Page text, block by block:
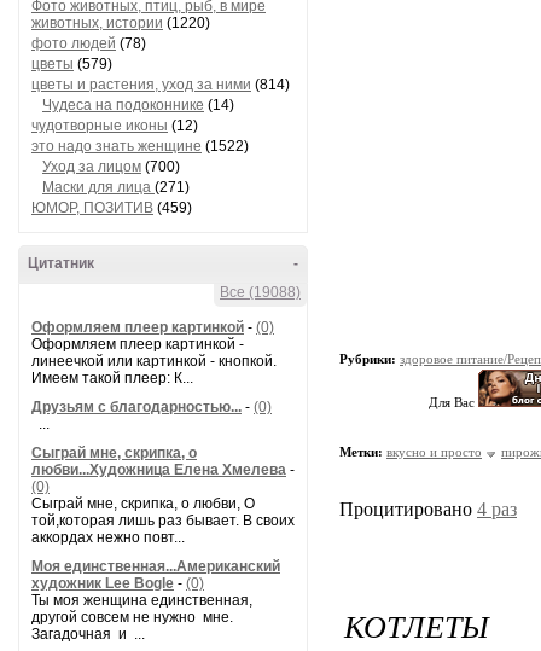
Фото животных, птиц, рыб, в мире
животных, истории (1220)
фото людей (78)
цветы (579)
цветы и растения, уход за ними (814)
Чудеса на подоконнике (14)
чудотворные иконы (12)
это надо знать женщине (1522)
Уход за лицом (700)
Маски для лица (271)
ЮМОР, ПОЗИТИВ (459)
-
Цитатник
Все (19088)
Оформляем плеер картинкой - (0)
Оформляем плеер картинкой -
линеечкой или картинкой - кнопкой.
Имеем такой плеер: К...
Друзьям с благодарностью... - (0)
...
Сыграй мне, скрипка, о
любви...Художница Елена Хмелева -
(0)
Сыграй мне, скрипка, о любви, О
той,которая лишь раз бывает. В своих
аккордах нежно повт...
Моя единственная...Американский
художник Lee Bogle - (0)
Ты моя женщина единственная,
другой совсем не нужно мне.
Загадочная и ...
Рубрики: здоровое питание/
Для Вас
Метки: вкусно и просто
Процитировано 4 раз